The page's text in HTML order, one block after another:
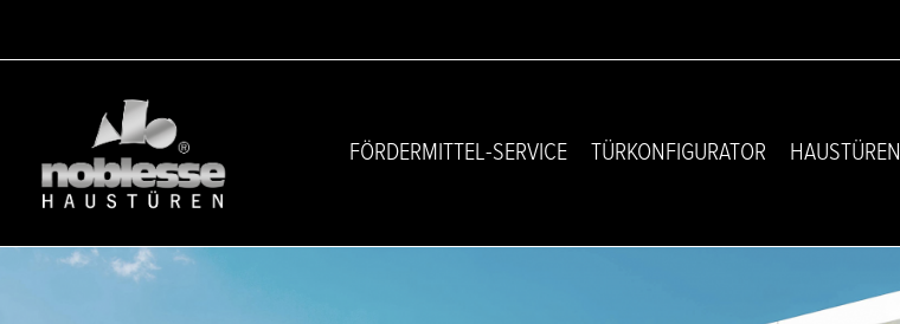
überspringen
FÖRDERMITTEL-SERVICE TÜRKONFIGURATOR HAUSTÜREN